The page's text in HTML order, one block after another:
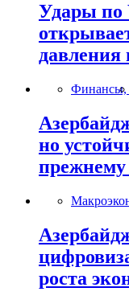
Удары по
давления
Финансы,
но
прежнему
роста